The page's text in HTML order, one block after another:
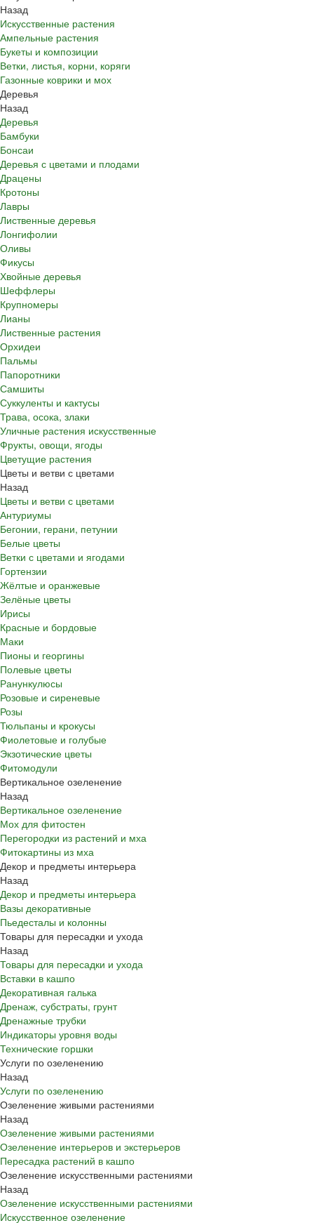
Назад
Искусственные растения
Ампельные растения
Букеты и композиции
Ветки, листья, корни, коряги
Газонные коврики и мох
Деревья
Назад
Деревья
Бамбуки
Бонсаи
Деревья с цветами и плодами
Драцены
Кротоны
Лавры
Лиственные деревья
Лонгифолии
Оливы
Фикусы
Хвойные деревья
Шеффлеры
Крупномеры
Лианы
Лиственные растения
Орхидеи
Пальмы
Папоротники
Самшиты
Суккуленты и кактусы
Трава, осока, злаки
Уличные растения искусственные
Фрукты, овощи, ягоды
Цветущие растения
Цветы и ветви с цветами
Назад
Цветы и ветви с цветами
Антуриумы
Бегонии, герани, петунии
Белые цветы
Ветки с цветами и ягодами
Гортензии
Жёлтые и оранжевые
Зелёные цветы
Ирисы
Красные и бордовые
Маки
Пионы и георгины
Полевые цветы
Ранункулюсы
Розовые и сиреневые
Розы
Тюльпаны и крокусы
Фиолетовые и голубые
Экзотические цветы
Фитомодули
Вертикальное озеленение
Назад
Вертикальное озеленение
Мох для фитостен
Перегородки из растений и мха
Фитокартины из мха
Декор и предметы интерьера
Назад
Декор и предметы интерьера
Вазы декоративные
Пьедесталы и колонны
Товары для пересадки и ухода
Назад
Товары для пересадки и ухода
Вставки в кашпо
Декоративная галька
Дренаж, субстраты, грунт
Дренажные трубки
Индикаторы уровня воды
Технические горшки
Услуги по озеленению
Назад
Услуги по озеленению
Озеленение живыми растениями
Назад
Озеленение живыми растениями
Озеленение интерьеров и экстерьеров
Пересадка растений в кашпо
Озеленение искусственными растениями
Назад
Озеленение искусственными растениями
Искусственное озеленение